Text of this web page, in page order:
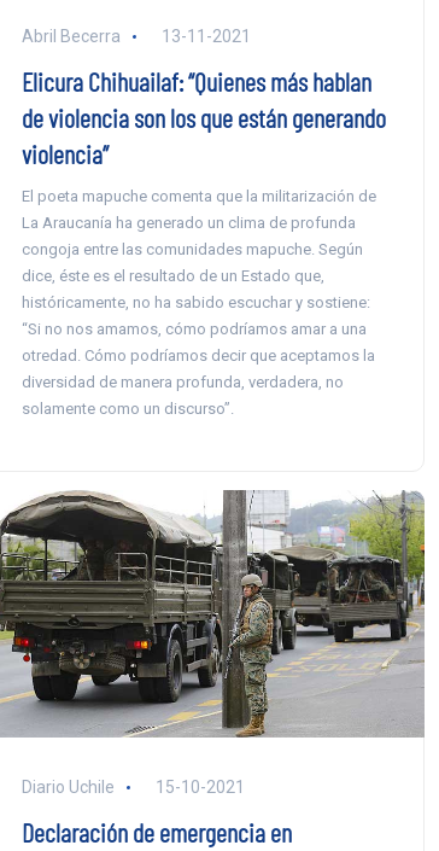
Abril Becerra 13-11-2021
Elicura Chihuailaf: “Quienes más hablan
de violencia son los que están generando
violencia”
El poeta mapuche comenta que la militarización de
La Araucanía ha generado un clima de profunda
congoja entre las comunidades mapuche. Según
dice, éste es el resultado de un Estado que,
históricamente, no ha sabido escuchar y sostiene:
“Si no nos amamos, cómo podríamos amar a una
otredad. Cómo podríamos decir que aceptamos la
diversidad de manera profunda, verdadera, no
solamente como un discurso”.
Diario Uchile 15-10-2021
Declaración de emergencia en